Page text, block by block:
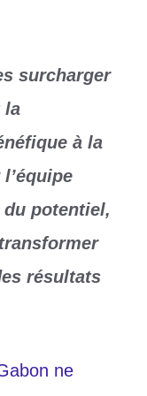
surcharger
la
à la
potentiel,
résultats
ne